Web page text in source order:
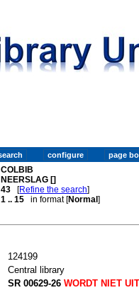
COLBIB
NEERSLAG []
43 [Refine the search]
1 .. 15 in format [Normal]
124199
Central library
SR 00629-26WORDT NIET